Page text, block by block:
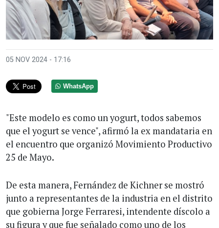
05 NOV 2024 - 17:16
WhatsApp
"Este modelo es como un yogurt, todos sabemos
que el yogurt se vence", afirmó la ex mandataria en
el encuentro que organizó Movimiento Productivo
25 de Mayo.
De esta manera, Fernández de Kichner se mostró
junto a representantes de la industria en el distrito
que gobierna Jorge Ferraresi, intendente díscolo a
su figura y que fue señalado como uno de los